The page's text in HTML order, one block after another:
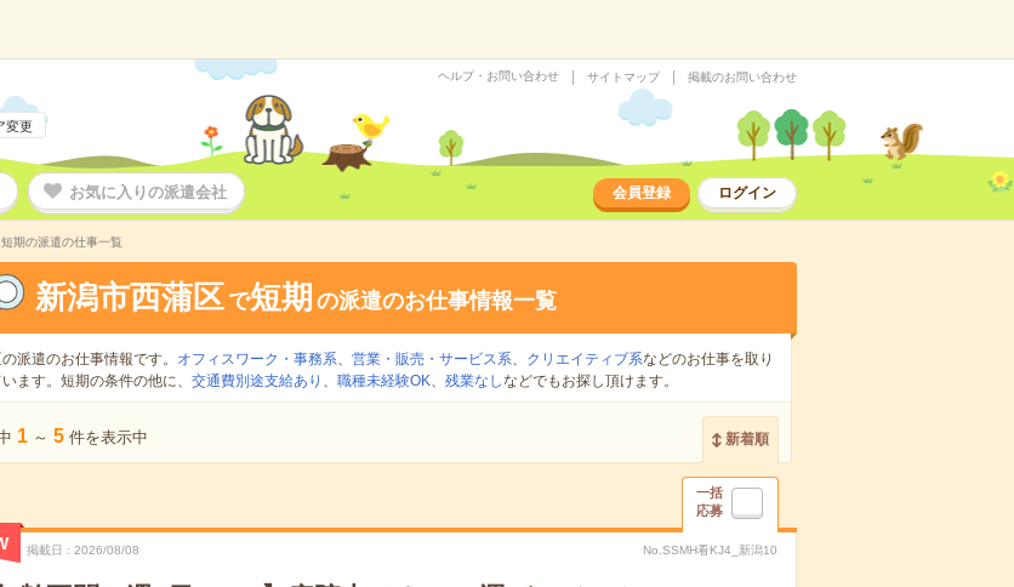
変更
ヘルプ・お問い合わせ サイトマップ 掲載のお問い合わせ
お気に入りの派遣会社 会員登録 ログイン
期の派遣の仕事一覧
新潟市西蒲区 で短期 の派遣のお仕事情報一覧
派遣のお仕事情報です。 オフィスワーク・事務系、 営業・販売・サービス系、 クリエイティブ系などのお仕事を取り
ます。短期の条件の他に、 交通費別途支給あり 、 職種未経験OK、 残業なしなどでもお探し頂けます。
1 ～ 5 件を表示中 新着順
一括
応募
掲載日 2026/08/08 No.SSMH看KJ4_新潟10